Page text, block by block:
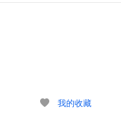
我的收藏